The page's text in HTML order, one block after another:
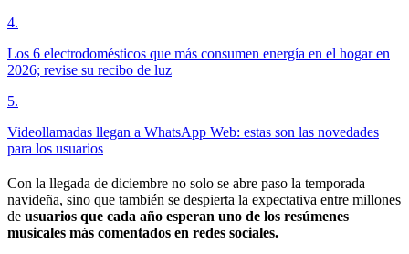
4.
Los 6 electrodomésticos que más consumen energía en el hogar en
2026; revise su recibo de luz
5.
Videollamadas llegan a WhatsApp Web: estas son las novedades
para los usuarios
Con la llegada de diciembre no solo se abre paso la temporada
navideña, sino que también se despierta la expectativa entre millones
de usuarios que cada año esperan uno de los resúmenes
musicales más comentados en redes sociales.